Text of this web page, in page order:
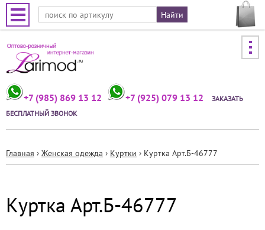
Jump to navigation
+7 (985) 869 13 12 +7 (925) 079 13 12
ЗАКАЗАТЬ
БЕСПЛАТНЫЙ ЗВОНОК
здесь
Главная › Женская одежда › Куртки › Куртка Арт.Б-46777
Куртка Арт.Б-46777